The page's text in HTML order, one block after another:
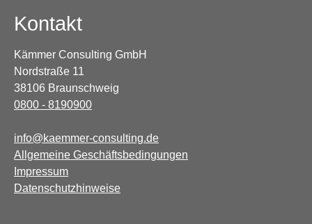
Kontakt
Kämmer Consulting GmbH
Nordstraße 11
38106 Braunschweig
0800 - 8190900
info@kaemmer-consulting.de
Allgemeine Geschäftsbedingungen
Impressum
Datenschutzhinweise